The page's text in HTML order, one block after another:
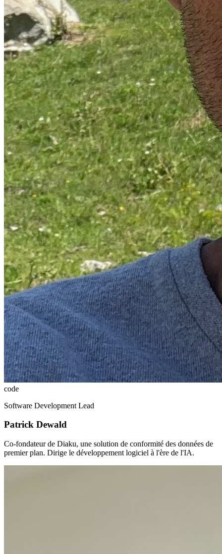
code
Software Development Lead
Patrick Dewald
Co-fondateur de Diaku, une solution de conformité des données de
premier plan. Dirige le développement logiciel à l'ère de l'IA.